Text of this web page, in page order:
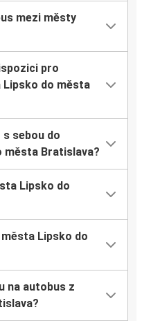
mezi městy
pro
do města
s sebou do
města Bratislava?
Lipsko do
Lipsko do
na autobus z